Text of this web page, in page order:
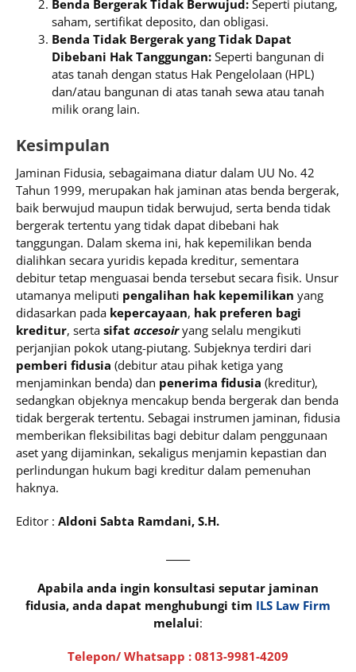
Benda Bergerak Tidak Berwujud: Seperti piutang,
saham, sertifikat deposito, dan obligasi.
Benda Tidak Bergerak yang Tidak Dapat
Dibebani Hak Tanggungan: Seperti bangunan di
atas tanah dengan status Hak Pengelolaan (HPL)
dan/atau bangunan di atas tanah sewa atau tanah
milik orang lain.
Kesimpulan
Jaminan Fidusia, sebagaimana diatur dalam UU No. 42
Tahun 1999, merupakan hak jaminan atas benda bergerak,
baik berwujud maupun tidak berwujud, serta benda tidak
bergerak tertentu yang tidak dapat dibebani hak
tanggungan. Dalam skema ini, hak kepemilikan benda
dialihkan secara yuridis kepada kreditur, sementara
debitur tetap menguasai benda tersebut secara fisik. Unsur
utamanya meliputi pengalihan hak kepemilikan yang
didasarkan pada kepercayaan, hak preferen bagi
kreditur, serta sifat accesoiryang selalu mengikuti
perjanjian pokok utang-piutang. Subjeknya terdiri dari
pemberi fidusia (debitur atau pihak ketiga yang
menjaminkan benda) dan penerima fidusia (kreditur),
sedangkan objeknya mencakup benda bergerak dan benda
tidak bergerak tertentu. Sebagai instrumen jaminan, fidusia
memberikan fleksibilitas bagi debitur dalam penggunaan
aset yang dijaminkan, sekaligus menjamin kepastian dan
perlindungan hukum bagi kreditur dalam pemenuhan
haknya.
Editor : Aldoni Sabta Ramdani, S.H.
Apabila anda ingin konsultasi seputar jaminan
fidusia, anda dapat menghubungi tim ILS Law Firm
melalui:
Telepon/ Whatsapp : 0813-9981-4209